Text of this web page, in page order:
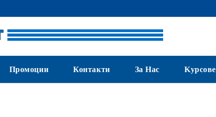
Промоции Контакти За Нас Kурсове